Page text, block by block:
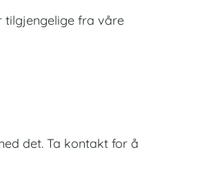
tilgjengelige fra våre
det. Ta kontakt for å